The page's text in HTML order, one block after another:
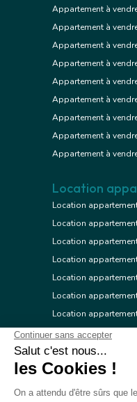
Appartement à
Appartement à
Appartement à
Appartement à
Appartement à
Appartement à
Appartement à
Appartement à
Appartement à
Location
Location
Location
Location
Location
Location
Location
Location
Location appartement
Location
Location appartement